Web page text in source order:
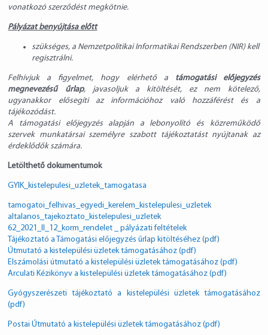
vonatkozó szerződést megkötnie.
Pályázat benyújtása előtt
szükséges, a Nemzetpolitikai Informatikai Rendszerben (NIR) kell
regisztrálni.
Felhívjuk a figyelmet, hogy elérhető a támogatási előjegyzés
megnevezésű űrlap, javasoljuk a kitöltését, ez nem kötelező,
ugyanakkor elősegíti az információhoz való hozzáférést és a
tájékozódást.
A támogatási előjegyzés alapján a lebonyolító és közreműködő
szervek munkatársai személyre szabott tájékoztatást nyújtanak az
érdeklődők számára.
Letölthető dokumentumok
GYIK_kistelepulesi_uzletek_tamogatasa
tamogatoi_felhivas_egyedi_kerelem_kistelepulesi_uzletek
altalanos_tajekoztato_kistelepulesi_uzletek
62_2021_II_12_korm_rendelet _ pályázati feltételek
Tájékoztató a Támogatási előjegyzés űrlap kitöltéséhez (pdf)
Útmutató a kistelepülési üzletek támogatásához (pdf)
Elszámolási útmutató a kistelepülési üzletek támogatásához (pdf)
Arculati Kézikönyv a kistelepülési üzletek támogatásához (pdf)
Gyógyszerészeti tájékoztató a kistelepülési üzletek támogatásához
(pdf)
Postai Útmutató a kistelepülési üzletek támogatásához (pdf)